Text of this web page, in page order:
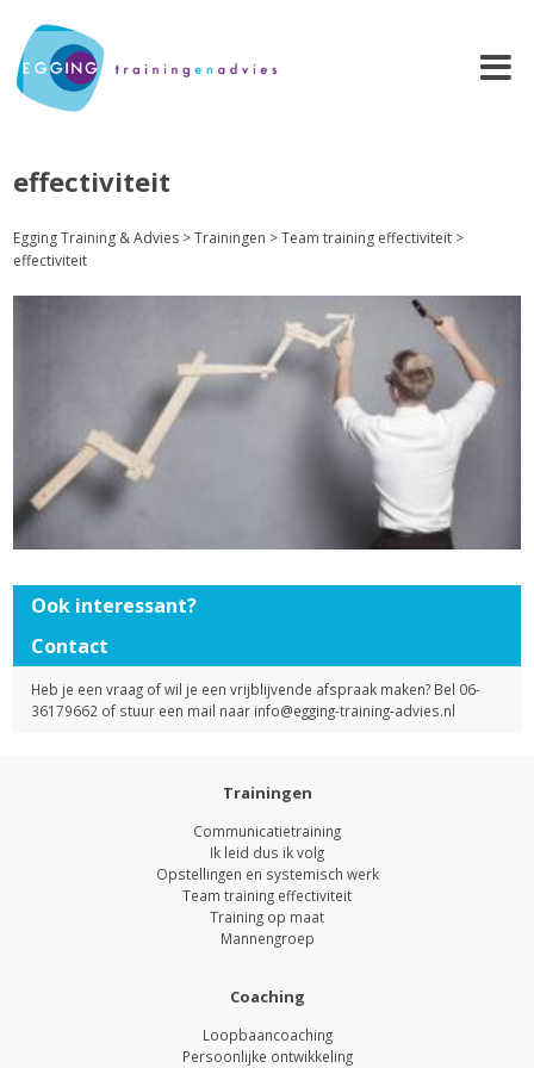
effectiviteit
Egging Training & Advies >Trainingen >Team training effectiviteit >
effectiviteit
Ook interessant?
Contact
Heb je een vraag of wil je een vrijblijvende afspraak maken? Bel 06-
36179662 of stuur een mail naar info@egging-training-advies.nl
Trainingen
Communicatietraining
Ik leid dus ik volg
Opstellingen en systemisch werk
Team training effectiviteit
Training op maat
Mannengroep
Coaching
Loopbaancoaching
Persoonlijke ontwikkeling